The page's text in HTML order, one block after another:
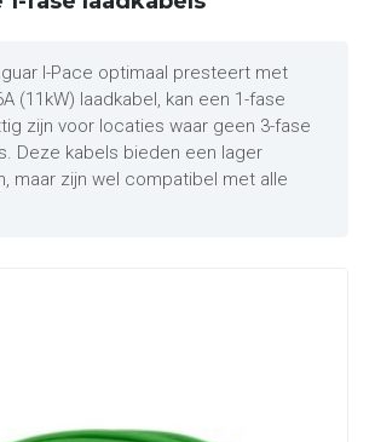
I-Pace optimaal presteert met
(11kW) laadkabel, kan een 1-fase
zijn voor locaties waar geen 3-fase
Deze kabels bieden een lager
maar zijn wel compatibel met alle